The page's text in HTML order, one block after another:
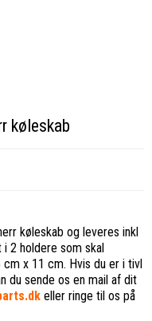
køleskab
køleskab og leveres inkl
2 holdere som skal
x 11 cm. Hvis du er i tivl
du sende os en mail af dit
eller ringe til os på